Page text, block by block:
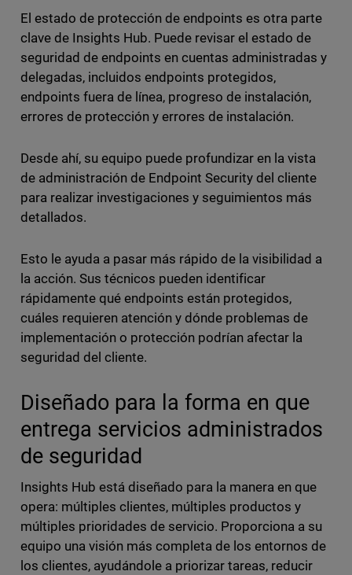
El estado de protección de endpoints es otra parte
clave de Insights Hub. Puede revisar el estado de
seguridad de endpoints en cuentas administradas y
delegadas, incluidos endpoints protegidos,
endpoints fuera de línea, progreso de instalación,
errores de protección y errores de instalación.
Desde ahí, su equipo puede profundizar en la vista
de administración de Endpoint Security del cliente
para realizar investigaciones y seguimientos más
detallados.
Esto le ayuda a pasar más rápido de la visibilidad a
la acción. Sus técnicos pueden identificar
rápidamente qué endpoints están protegidos,
cuáles requieren atención y dónde problemas de
implementación o protección podrían afectar la
seguridad del cliente.
Diseñado para la forma en que
entrega servicios administrados
de seguridad
Insights Hub está diseñado para la manera en que
opera: múltiples clientes, múltiples productos y
múltiples prioridades de servicio. Proporciona a su
equipo una visión más completa de los entornos de
los clientes, ayudándole a priorizar tareas, reducir